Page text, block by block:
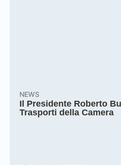
NEWS
Il Presidente Roberto
Trasporti della Camera